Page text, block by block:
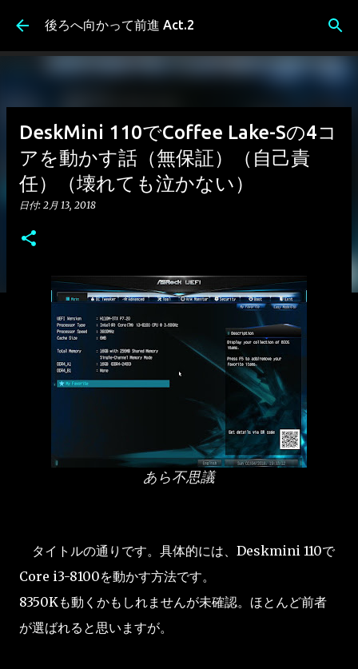
スキップしてメイン コンテンツに移動
後ろへ向かって前進 Act.2
DeskMini 110でCoffee Lake-Sの4コ
アを動かす話（無保証）（自己責
任）（壊れても泣かない）
日付: 2月 13, 2018
あら不思議
タイトルの通りです。具体的には、Deskmini 110で
Core i3-8100を動かす方法です。
8350Kも動くかもしれませんが未確認。ほとんど前者
が選ばれると思いますが。